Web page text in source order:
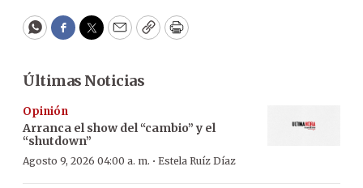
WhatsApp
Facebook
Twitter
EmailCopyPrint
Últimas Noticias
Opinión
Arranca el show del “cambio” y el
“shutdown”
Agosto 9, 2026 04:00 a. m. · Estela Ruíz Díaz